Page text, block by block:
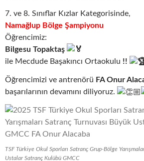
7. ve 8. Sınıflar Kızlar Kategorisinde,
Namağlup Bölge Şampiyonu
Öğrencimiz:
Bilgesu Topaktaş
ile Mecdude Başakıncı Ortaokulu !!
Öğrencimizi ve antrenörü FA Onur
başarılarının devamını diliyoruz.
TSF Türkiye Okul Sporları Satranç Grup-Bölge
Ustalar Satranç Kulübü GMCC